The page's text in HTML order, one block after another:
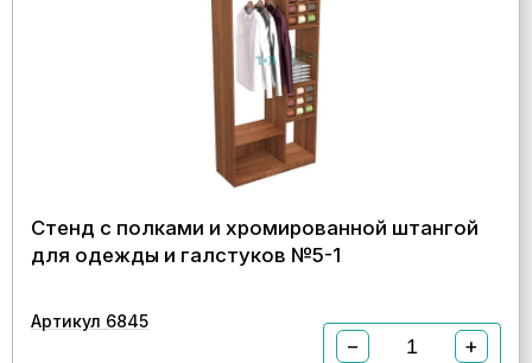
Стенд с полками и хромированной штангой
для одежды и галстуков №5-1
Артикул 6845
− +